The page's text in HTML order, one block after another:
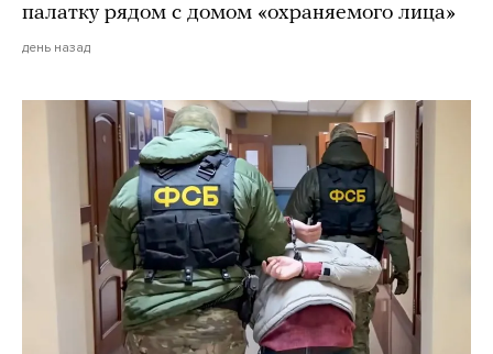
палатку рядом с домом «охраняемого лица»
день назад